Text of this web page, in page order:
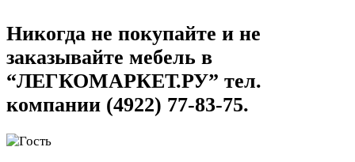
Никогда не покупайте и не
заказывайте мебель в
“ЛЕГКОМАРКЕТ.РУ” тел.
компании (4922) 77-83-75.